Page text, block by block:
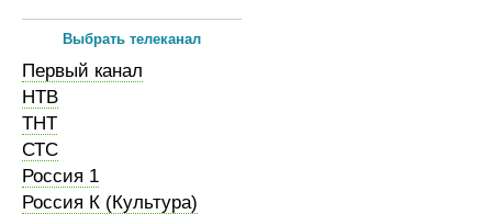
Выбрать телеканал
Первый канал
НТВ
ТНТ
СТС
Россия 1
Россия К (Культура)